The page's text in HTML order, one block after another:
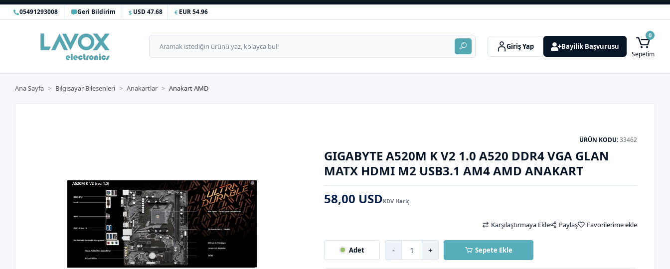
05491293008 Geri Bildirim USD 47.68 EUR 54.96
Giriş Yap Bayilik Başvurusu
0
Sepetim
Ana Sayfa Bilgisayar Bilesenleri Anakartlar Anakart AMD
ÜRÜN KODU:33462
GIGABYTE A520M K V2 1.0 A520 DDR4 VGA GLAN
MATX HDMI M2 USB3.1 AM4 AMD ANAKART
58,00 USDKDV Hariç
Karşılaştırmaya Ekle Paylaş Favorilerime ekle
Adet - + Sepete Ekle